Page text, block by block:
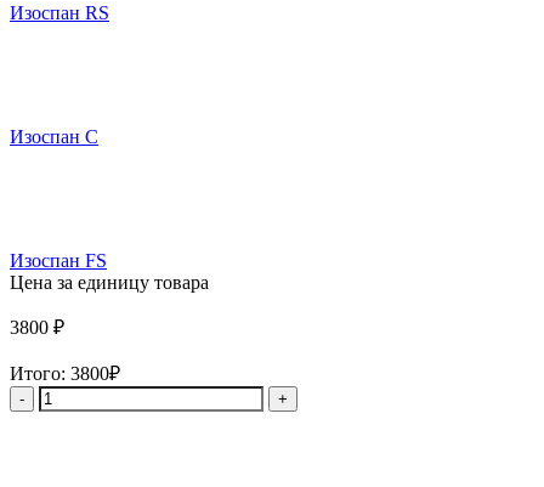
Изоспан RS
Изоспан C
Изоспан FS
Цена за единицу товара
3800 ₽
Итого: 3800₽
Количество
товара